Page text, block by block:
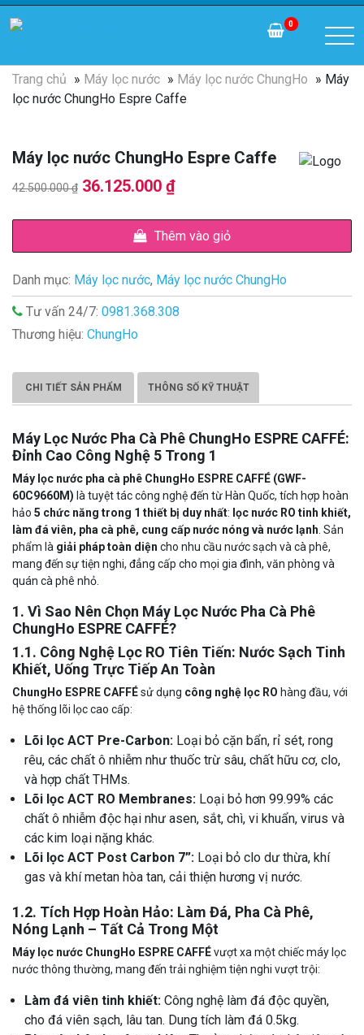
0
Trang chủ » Máy lọc nước » Máy lọc nước ChungHo » Máy
lọc nước ChungHo Espre Caffe
Máy lọc nước ChungHo Espre Caffe
42.500.000₫ Giá
42.500.000 ₫.
36.125.000 ₫Giá
tại
là:
36.125.000 ₫.
Thêm vào giỏ
Danh mục: Máy lọc nước, Máy lọc nước ChungHo
Tư vấn 24/7: 0981.368.308
Thương hiệu: ChungHo
CHI TIẾT SẢN PHẨM THÔNG SỐ KỸ THUẬT
Máy Lọc Nước Pha Cà Phê ChungHo ESPRE CAFFÉ:
Đỉnh Cao Công Nghệ 5 Trong 1
Máy lọc nước pha cà phê ChungHo ESPRE CAFFÉ (GWF-
60C9660M) là tuyệt tác công nghệ đến từ Hàn Quốc, tích hợp hoàn
hảo 5 chức năng trong 1 thiết bị duy nhất: lọc nước RO tinh khiết,
làm đá viên, pha cà phê, cung cấp nước nóng và nước lạnh . Sản
phẩm là giải pháp toàn diện cho nhu cầu nước sạch và cà phê,
mang đến sự tiện nghi, đẳng cấp cho mọi gia đình, văn phòng và
quán cà phê nhỏ.
1. Vì Sao Nên Chọn Máy Lọc Nước Pha Cà Phê
ChungHo ESPRE CAFFÉ?
1.1. Công Nghệ Lọc RO Tiên Tiến: Nước Sạch Tinh
Khiết, Uống Trực Tiếp An Toàn
ChungHo ESPRE CAFFÉsử dụng công nghệ lọc RO hàng đầu, với
hệ thống lõi lọc cao cấp:
Lõi lọc ACT Pre-Carbon: Loại bỏ cặn bẩn, rỉ sét, rong
rêu, các chất ô nhiễm như thuốc trừ sâu, chất hữu cơ, clo,
và hợp chất THMs.
Lõi lọc ACT RO Membranes: Loại bỏ hơn 99.99% các
chất ô nhiễm độc hại như asen, sắt, chì, vi khuẩn, virus và
các kim loại nặng khác.
Lõi lọc ACT Post Carbon 7”: Loại bỏ clo dư thừa, khí
gas và khí metan hòa tan, cải thiện hương vị nước.
1.2. Tích Hợp Hoàn Hảo: Làm Đá, Pha Cà Phê,
Nóng Lạnh – Tất Cả Trong Một
Máy lọc nước ChungHo ESPRE CAFFÉvượt xa một chiếc máy lọc
nước thông thường, mang đến trải nghiệm tiện nghi vượt trội:
Làm đá viên tinh khiết: Công nghệ làm đá độc quyền,
cho đá viên sạch, lâu tan. Dung tích làm đá 0.5kg.